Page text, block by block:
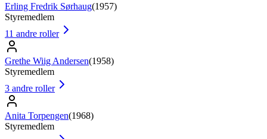
Erling Fredrik Sørhaug(1957)
Styremedlem
11 andre roller
Grethe Wiig Andersen(1958)
Styremedlem
3 andre roller
Anita Torpengen(1968)
Styremedlem